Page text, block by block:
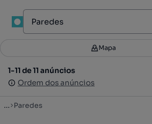
Filtros 3
1-11 de 11 anúncios
Ordem dos anúncios
Mapa
1-11 de 11 anúncios
Ordem dos anúncios
... Paredes